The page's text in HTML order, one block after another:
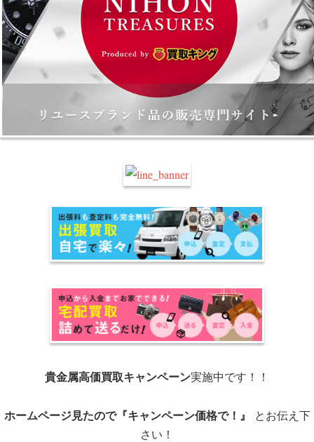
貴金属高価買取キャンペーン実施中です！！
ホームページ見たので『キャンペーン価格で！』
とお伝え下
さい！